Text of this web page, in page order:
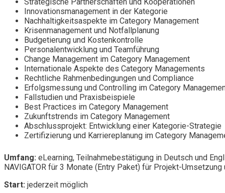
Innovationsmanagement in der Kategorie
Nachhaltigkeitsaspekte im Category Management
Krisenmanagement und Notfallplanung
Budgetierung und Kostenkontrolle
Personalentwicklung und Teamführung
Change Management im Category Management
Internationale Aspekte des Category Managements
Rechtliche Rahmenbedingungen und Compliance
Erfolgsmessung und Controlling im Category
Fallstudien und Praxisbeispiele
Best Practices im Category Management
Zukunftstrends im Category Management
Abschlussprojekt: Entwicklung einer Kategorie-Strategie
Zertifizierung und Karriereplanung im Category
Umfang: eLearning, Teilnahmebestätigung in Deutsch und
NAVIGATOR für 3 Monate (Entry Paket) für Projekt-
Start: jederzeit möglich